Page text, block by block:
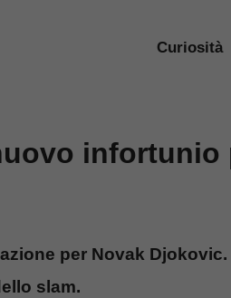
Curiosità
infortunio
per Novak
slam.